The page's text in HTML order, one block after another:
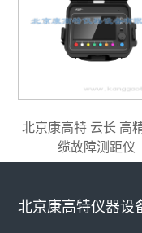
北京康高特 云长 高
缆故障测距仪
北京康高特仪器设